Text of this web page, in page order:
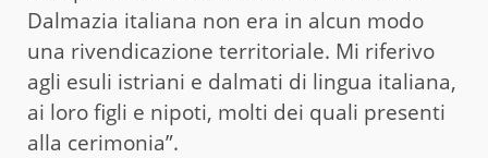
Dalmazia italiana non era in alcun modo
una rivendicazione territoriale. Mi riferivo
agli esuli istriani e dalmati di lingua italiana,
ai loro figli e nipoti, molti dei quali presenti
alla cerimonia”.